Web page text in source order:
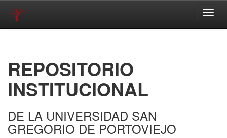
REPOSITORIO
INSTITUCIONAL
DE LA UNIVERSIDAD SAN
GREGORIO DE PORTOVIEJO